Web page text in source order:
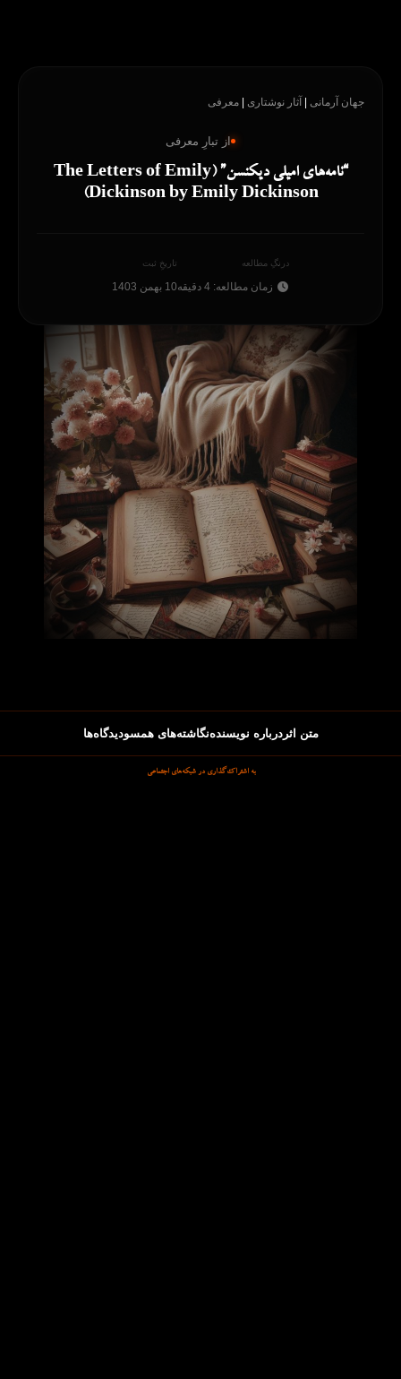
جهان آرمانی| آثار نوشتاری| معرفی
از تبارِ معرفی
“نامه‌های امیلی دیکنسن” (The Letters of Emily
Dickinson by Emily Dickinson)
درنگِ مطالعه
زمان مطالعه: 4 دقیقه
تاریخِ ثبت
10 بهمن 1403
متن اثر درباره نویسندهنگاشته‌های همسودیدگاه‌ها
به اشتراک‌گذاری در شبکه‌های اجتماعی